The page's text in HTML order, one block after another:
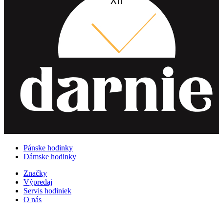
Pánske hodinky
Dámske hodinky
Značky
Výpredaj
Servis hodiniek
O nás